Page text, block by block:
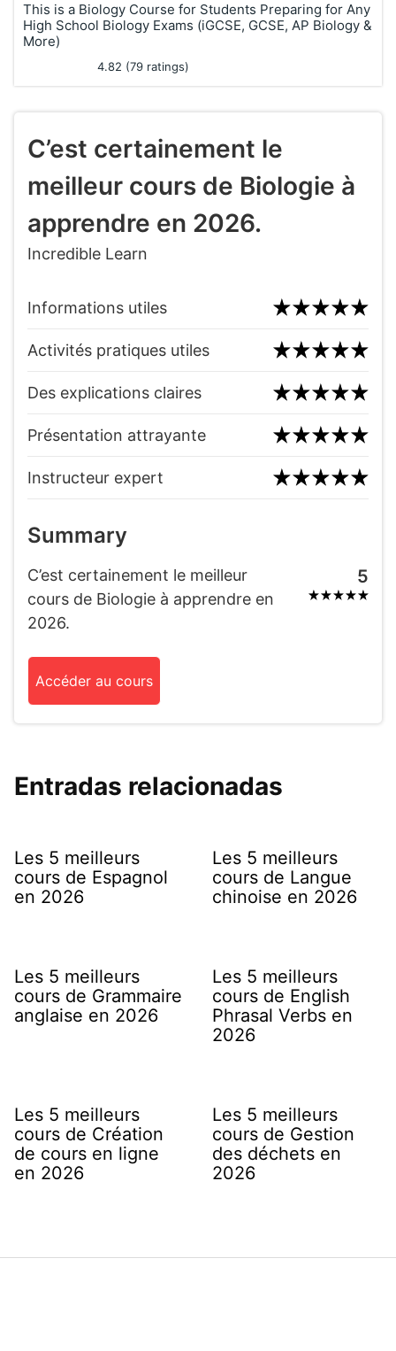
This is a Biology Course for Students Preparing for Any
High School Biology Exams (iGCSE, GCSE, AP Biology &
More)
4.82 (79 ratings)
C’est certainement le
meilleur cours de Biologie à
apprendre en 2026.
Incredible Learn
Informations utiles
Activités pratiques utiles
Des explications claires
Présentation attrayante
Instructeur expert
Summary
C’est certainement le meilleur
cours de Biologie à apprendre en
2026.
5
Accéder au cours
Entradas relacionadas
Les 5 meilleurs
cours de Espagnol
en 2026
Les 5 meilleurs
cours de Langue
chinoise en 2026
Les 5 meilleurs
cours de Grammaire
anglaise en 2026
Les 5 meilleurs
cours de English
Phrasal Verbs en
2026
Les 5 meilleurs
cours de Création
de cours en ligne
en 2026
Les 5 meilleurs
cours de Gestion
des déchets en
2026